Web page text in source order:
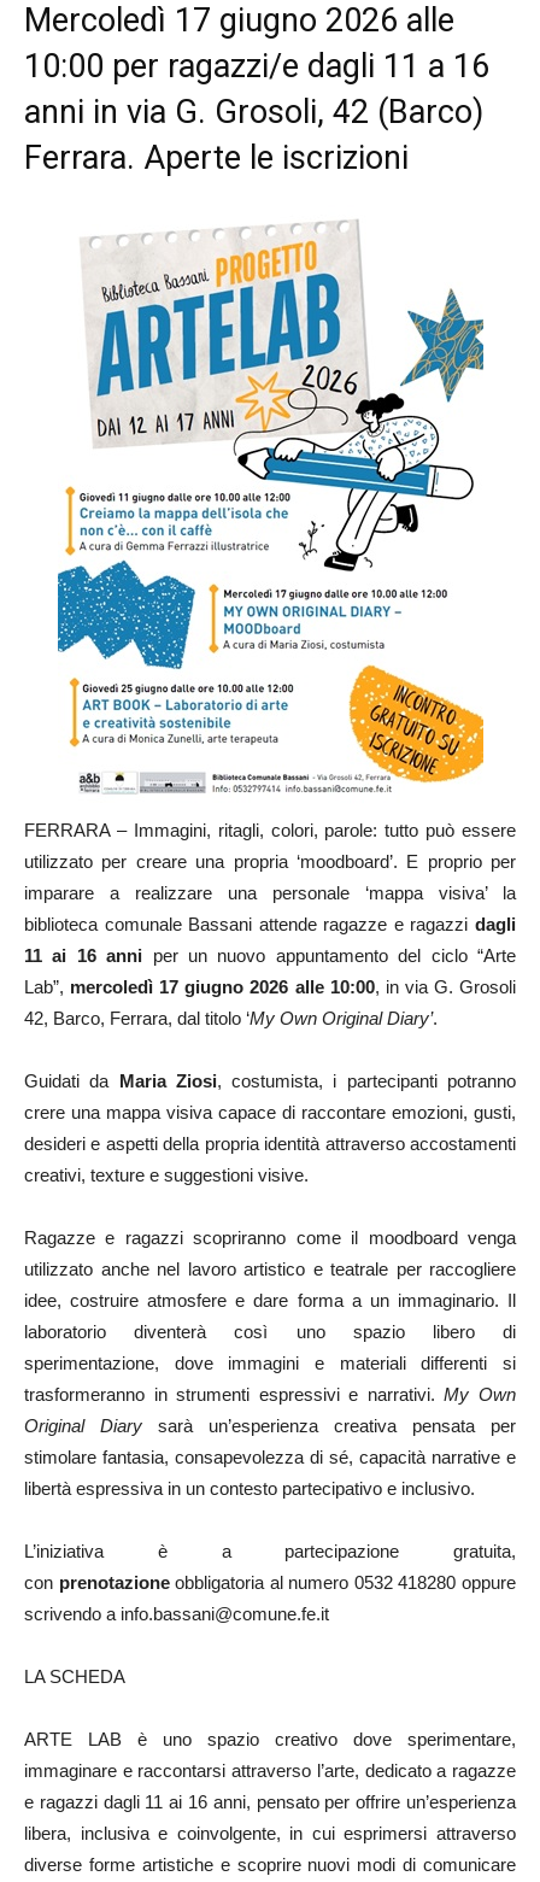
Mercoledì 17 giugno 2026 alle
10:00 per ragazzi/e dagli 11 a 16
anni in via G. Grosoli, 42 (Barco)
Ferrara. Aperte le iscrizioni
FERRARA – Immagini, ritagli, colori, parole: tutto può essere
utilizzato per creare una propria ‘moodboard’. E proprio per
imparare a realizzare una personale ‘mappa visiva’ la
biblioteca comunale Bassani attende ragazze e ragazzi dagli
11 ai 16 anni per un nuovo appuntamento del ciclo “Arte
Lab”, mercoledì 17 giugno 2026 alle 10:00, in via G. Grosoli
42, Barco, Ferrara, dal titolo ‘My Own Original Diary’.
Guidati da Maria Ziosi, costumista, i partecipanti potranno
crere una mappa visiva capace di raccontare emozioni, gusti,
desideri e aspetti della propria identità attraverso accostamenti
creativi, texture e suggestioni visive.
Ragazze e ragazzi scopriranno come il moodboard venga
utilizzato anche nel lavoro artistico e teatrale per raccogliere
idee, costruire atmosfere e dare forma a un immaginario. Il
laboratorio diventerà così uno spazio libero di
sperimentazione, dove immagini e materiali differenti si
trasformeranno in strumenti espressivi e narrativi.My Own
Original Diary sarà un’esperienza creativa pensata per
stimolare fantasia, consapevolezza di sé, capacità narrative e
libertà espressiva in un contesto partecipativo e inclusivo.
L’iniziativa è a partecipazione gratuita,
con prenotazioneobbligatoria al numero 0532 418280 oppure
scrivendo a info.bassani@comune.fe.it
LA SCHEDA
ARTE LAB è uno spazio creativo dove sperimentare,
immaginare e raccontarsi attraverso l’arte, dedicato a ragazze
e ragazzi dagli 11 ai 16 anni, pensato per offrire un’esperienza
libera, inclusiva e coinvolgente, in cui esprimersi attraverso
diverse forme artistiche e scoprire nuovi modi di comunicare